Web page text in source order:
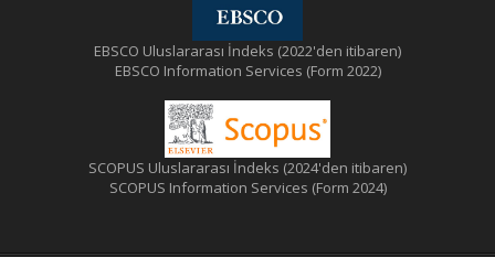
EBSCO Uluslararası İndeks (2022'den itibaren)
EBSCO Information Services (Form 2022)
SCOPUS Uluslararası İndeks (2024'den itibaren)
SCOPUS Information Services (Form 2024)